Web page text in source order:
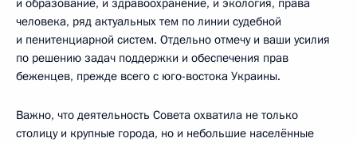
человека, ряд актуальных тем по линии судебной
и пенитенциарной систем. Отдельно отмечу и ваши усилия
по решению задач поддержки и обеспечения прав
беженцев, прежде всего с юго-востока Украины.
Важно, что деятельность Совета охватила не только
столицу и крупные города, но и небольшие населённые